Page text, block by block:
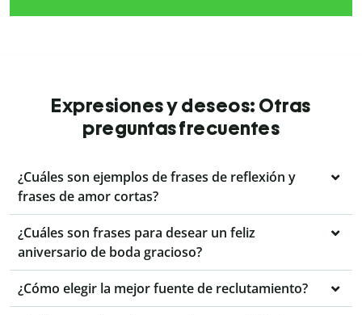
Expresiones y deseos: Otras
preguntas frecuentes
¿Cuáles son ejemplos de frases de reflexión y
frases de amor cortas?
¿Cuáles son frases para desear un feliz
aniversario de boda gracioso?
¿Cómo elegir la mejor fuente de reclutamiento?